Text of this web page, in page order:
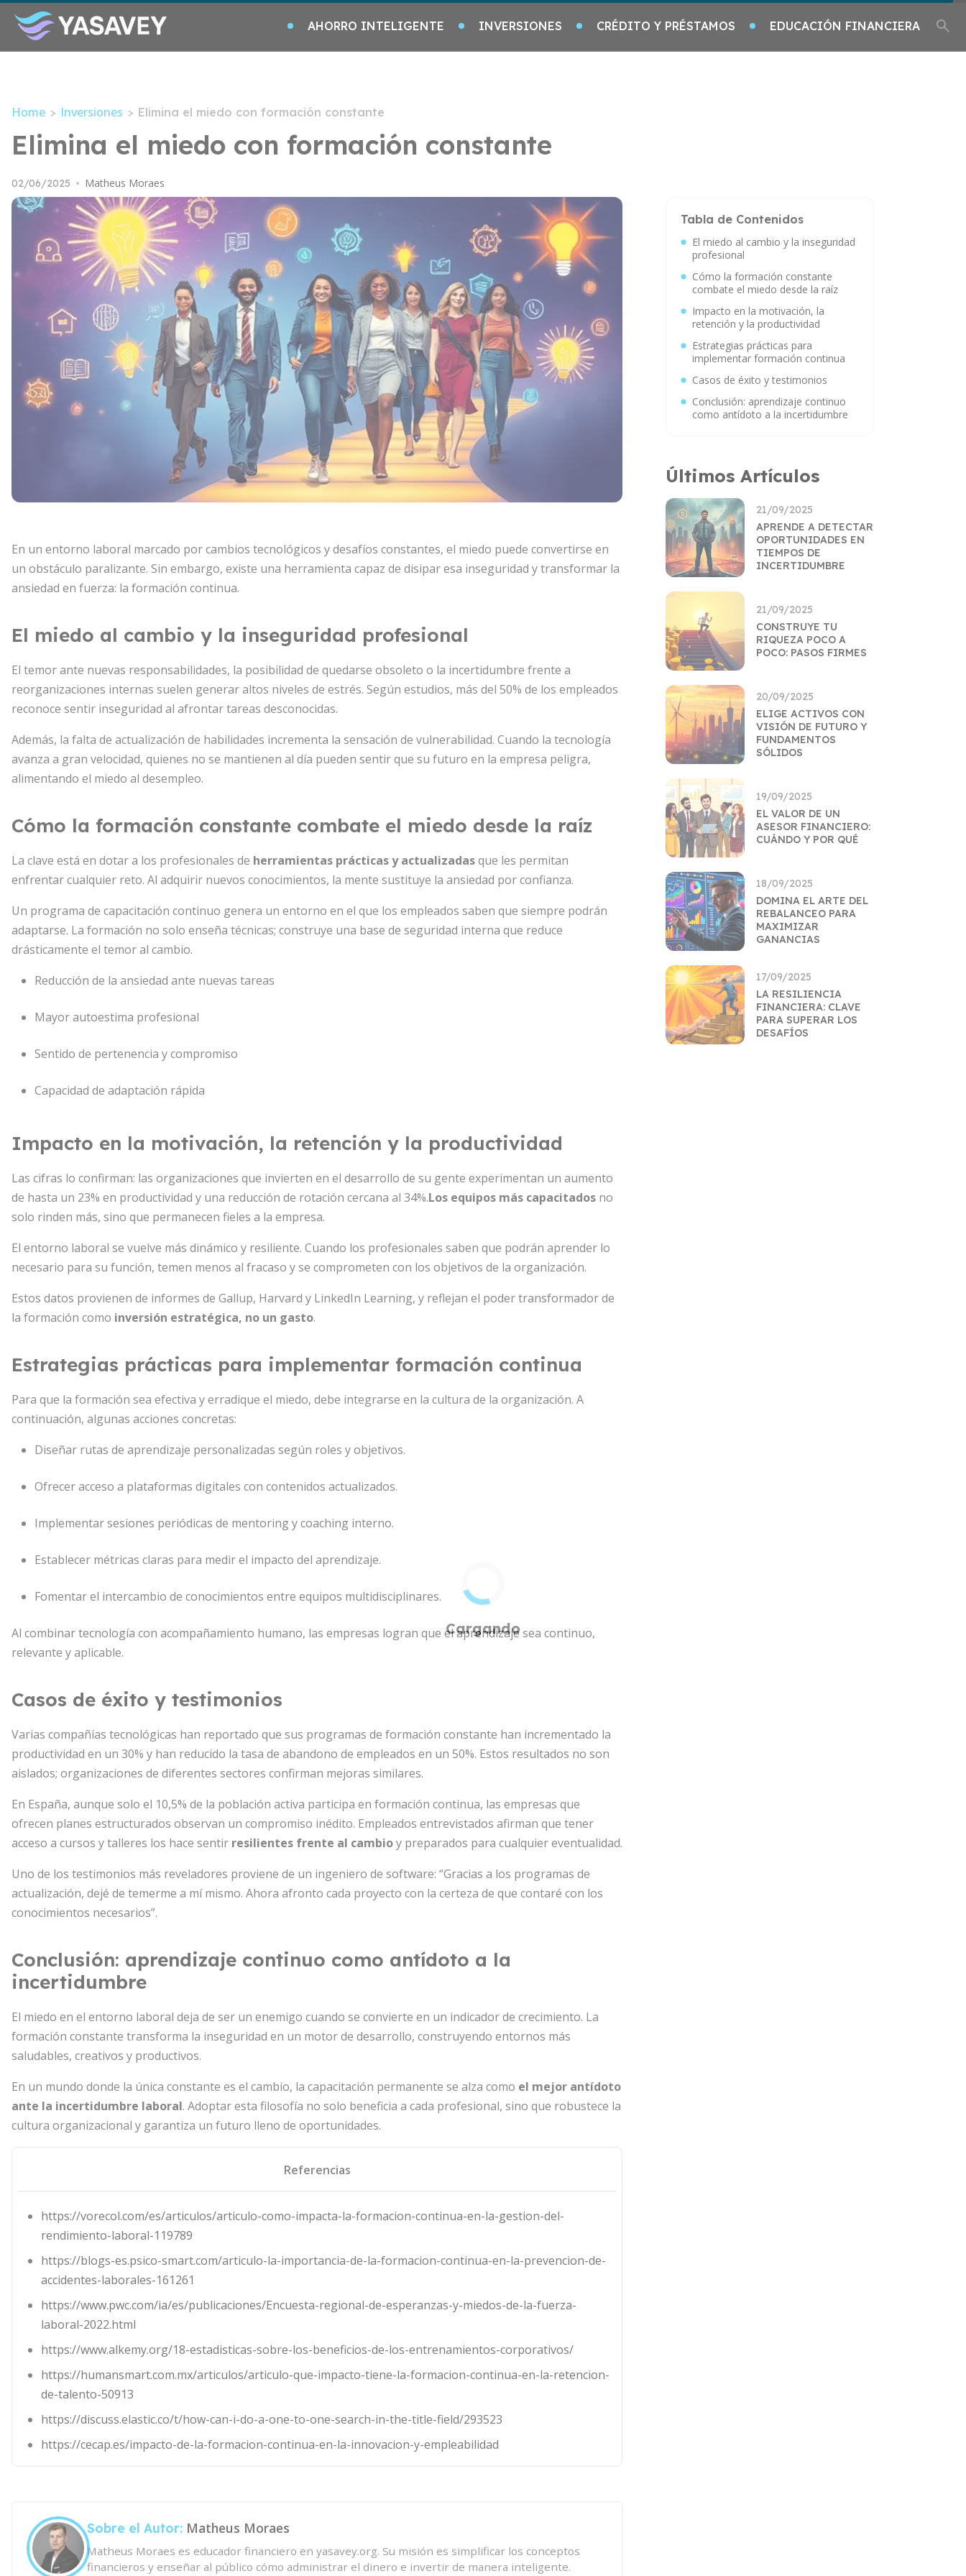
AHORRO INTELIGENTE INVERSIONES CRÉDITO Y PRÉSTAMOS EDUCACIÓN FINANCIERA
Home > Inversiones > Elimina el miedo con formación constante
Elimina el miedo con formación constante
02/06/2025 • Matheus Moraes
En un entorno laboral marcado por cambios tecnológicos y desafíos constantes, el miedo puede convertirse en
un obstáculo paralizante. Sin embargo, existe una herramienta capaz de disipar esa inseguridad y transformar la
ansiedad en fuerza: la formación continua.
El miedo al cambio y la inseguridad profesional
El temor ante nuevas responsabilidades, la posibilidad de quedarse obsoleto o la incertidumbre frente a
reorganizaciones internas suelen generar altos niveles de estrés. Según estudios, más del 50% de los empleados
reconoce sentir inseguridad al afrontar tareas desconocidas.
Además, la falta de actualización de habilidades incrementa la sensación de vulnerabilidad. Cuando la tecnología
avanza a gran velocidad, quienes no se mantienen al día pueden sentir que su futuro en la empresa peligra,
alimentando el miedo al desempleo.
Cómo la formación constante combate el miedo desde la raíz
La clave está en dotar a los profesionales de herramientas prácticas y actualizadasque les permitan
enfrentar cualquier reto. Al adquirir nuevos conocimientos, la mente sustituye la ansiedad por confianza.
Un programa de capacitación continuo genera un entorno en el que los empleados saben que siempre podrán
adaptarse. La formación no solo enseña técnicas; construye una base de seguridad interna que reduce
drásticamente el temor al cambio.
Reducción de la ansiedad ante nuevas tareas
Mayor autoestima profesional
Sentido de pertenencia y compromiso
Capacidad de adaptación rápida
Impacto en la motivación, la retención y la productividad
Las cifras lo confirman: las organizaciones que invierten en el desarrollo de su gente experimentan un aumento
de hasta un 23% en productividad y una reducción de rotación cercana al 34%.Los equipos más capacitados no
solo rinden más, sino que permanecen fieles a la empresa.
El entorno laboral se vuelve más dinámico y resiliente. Cuando los profesionales saben que podrán aprender lo
necesario para su función, temen menos al fracaso y se comprometen con los objetivos de la organización.
Estos datos provienen de informes de Gallup, Harvard y LinkedIn Learning, y reflejan el poder transformador de
la formación como inversión estratégica, no un gasto.
Estrategias prácticas para implementar formación continua
Para que la formación sea efectiva y erradique el miedo, debe integrarse en la cultura de la organización. A
continuación, algunas acciones concretas:
Diseñar rutas de aprendizaje personalizadas según roles y objetivos.
Ofrecer acceso a plataformas digitales con contenidos actualizados.
Implementar sesiones periódicas de mentoring y coaching interno.
Establecer métricas claras para medir el impacto del aprendizaje.
Fomentar el intercambio de conocimientos entre equipos multidisciplinares.
Al combinar tecnología con acompañamiento humano, las empresas logran que el aprendizaje sea continuo,
relevante y aplicable.
Casos de éxito y testimonios
Varias compañías tecnológicas han reportado que sus programas de formación constante han incrementado la
productividad en un 30% y han reducido la tasa de abandono de empleados en un 50%. Estos resultados no son
aislados; organizaciones de diferentes sectores confirman mejoras similares.
En España, aunque solo el 10,5% de la población activa participa en formación continua, las empresas que
ofrecen planes estructurados observan un compromiso inédito. Empleados entrevistados afirman que tener
acceso a cursos y talleres los hace sentir resilientes frente al cambioy preparados para cualquier eventualidad.
Uno de los testimonios más reveladores proviene de un ingeniero de software: “Gracias a los programas de
actualización, dejé de temerme a mí mismo. Ahora afronto cada proyecto con la certeza de que contaré con los
conocimientos necesarios”.
Conclusión: aprendizaje continuo como antídoto a la
incertidumbre
El miedo en el entorno laboral deja de ser un enemigo cuando se convierte en un indicador de crecimiento. La
formación constante transforma la inseguridad en un motor de desarrollo, construyendo entornos más
saludables, creativos y productivos.
En un mundo donde la única constante es el cambio, la capacitación permanente se alza como el mejor antídoto
ante la incertidumbre laboral. Adoptar esta filosofía no solo beneficia a cada profesional, sino que robustece la
cultura organizacional y garantiza un futuro lleno de oportunidades.
Referencias
https://vorecol.com/es/articulos/articulo-como-impacta-la-formacion-continua-en-la-gestion-del-
rendimiento-laboral-119789
https://blogs-es.psico-smart.com/articulo-la-importancia-de-la-formacion-continua-en-la-prevencion-de-
accidentes-laborales-161261
https://www.pwc.com/ia/es/publicaciones/Encuesta-regional-de-esperanzas-y-miedos-de-la-fuerza-
laboral-2022.html
https://www.alkemy.org/18-estadisticas-sobre-los-beneficios-de-los-entrenamientos-corporativos/
https://humansmart.com.mx/articulos/articulo-que-impacto-tiene-la-formacion-continua-en-la-retencion-
de-talento-50913
https://discuss.elastic.co/t/how-can-i-do-a-one-to-one-search-in-the-title-field/293523
https://cecap.es/impacto-de-la-formacion-continua-en-la-innovacion-y-empleabilidad
Sobre el Autor: Matheus Moraes
Matheus Moraes es educador financiero en yasavey.org. Su misión es simplificar los conceptos
financieros y enseñar al público cómo administrar el dinero e invertir de manera inteligente.
Tabla de Contenidos
El miedo al cambio y la inseguridad
profesional
Cómo la formación constante
combate el miedo desde la raíz
Impacto en la motivación, la
retención y la productividad
Estrategias prácticas para
implementar formación continua
Casos de éxito y testimonios
Conclusión: aprendizaje continuo
como antídoto a la incertidumbre
Últimos Artículos
21/09/2025
APRENDE A DETECTAR
OPORTUNIDADES EN
TIEMPOS DE
INCERTIDUMBRE
21/09/2025
CONSTRUYE TU
RIQUEZA POCO A
POCO: PASOS FIRMES
20/09/2025
ELIGE ACTIVOS CON
VISIÓN DE FUTURO Y
FUNDAMENTOS
SÓLIDOS
19/09/2025
EL VALOR DE UN
ASESOR FINANCIERO:
CUÁNDO Y POR QUÉ
18/09/2025
DOMINA EL ARTE DEL
REBALANCEO PARA
MAXIMIZAR
GANANCIAS
17/09/2025
LA RESILIENCIA
FINANCIERA: CLAVE
PARA SUPERAR LOS
DESAFÍOS